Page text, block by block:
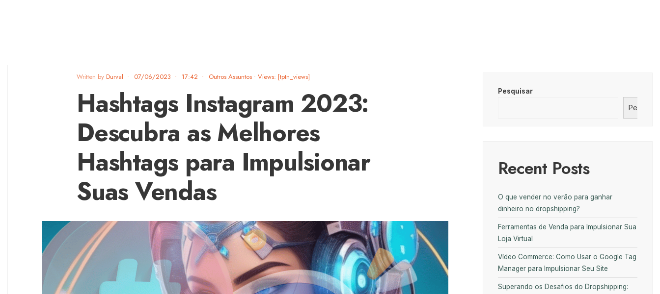
Written by Durval • 07/06/2023 • 17:42 • Outros Assuntos • Views: [tptn_views]
Hashtags Instagram 2023:
Descubra as Melhores
Hashtags para Impulsionar
Suas Vendas
Pesquisar
Recent Posts
O que vender no verão para ganhar
dinheiro no dropshipping?
Ferramentas de Venda para Impulsionar Sua
Loja Virtual
Vídeo Commerce: Como Usar o Google Tag
Manager para Impulsionar Seu Site
Superando os Desafios do Dropshipping: